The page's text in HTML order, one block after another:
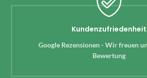
Kundenzufriedenheit
Google Rezensionen - Wir freuen
Bewertung